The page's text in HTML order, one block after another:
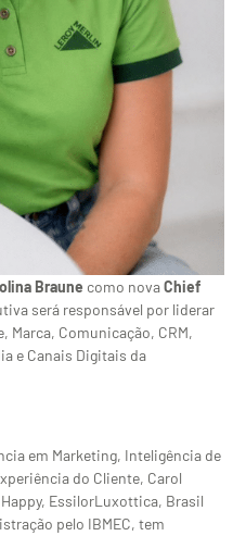
Braune como novaChief
será responsável por liderar
Marca, Comunicação, CRM,
e Canais Digitais da
em Marketing, Inteligência de
do Cliente, Carol
EssilorLuxottica, Brasil
pelo IBMEC, tem